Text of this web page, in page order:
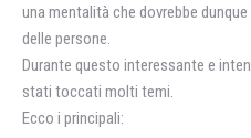
una mentalità che dovrebbe
delle persone.
Durante questo interessante e
stati toccati molti temi.
Ecco i principali: